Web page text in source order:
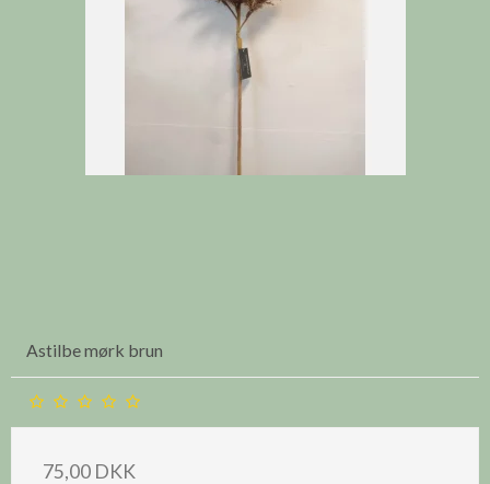
Astilbe mørk brun
75,00 DKK